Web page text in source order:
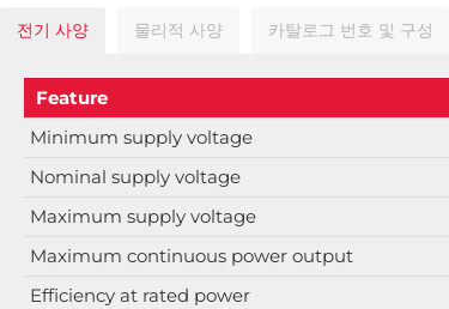
전기 사양 물리적 사양 카탈로그 번호 및 구성
Feature
Minimum supply voltage
Nominal supply voltage
Maximum supply voltage
Maximum continuous power output
Efficiency at rated power